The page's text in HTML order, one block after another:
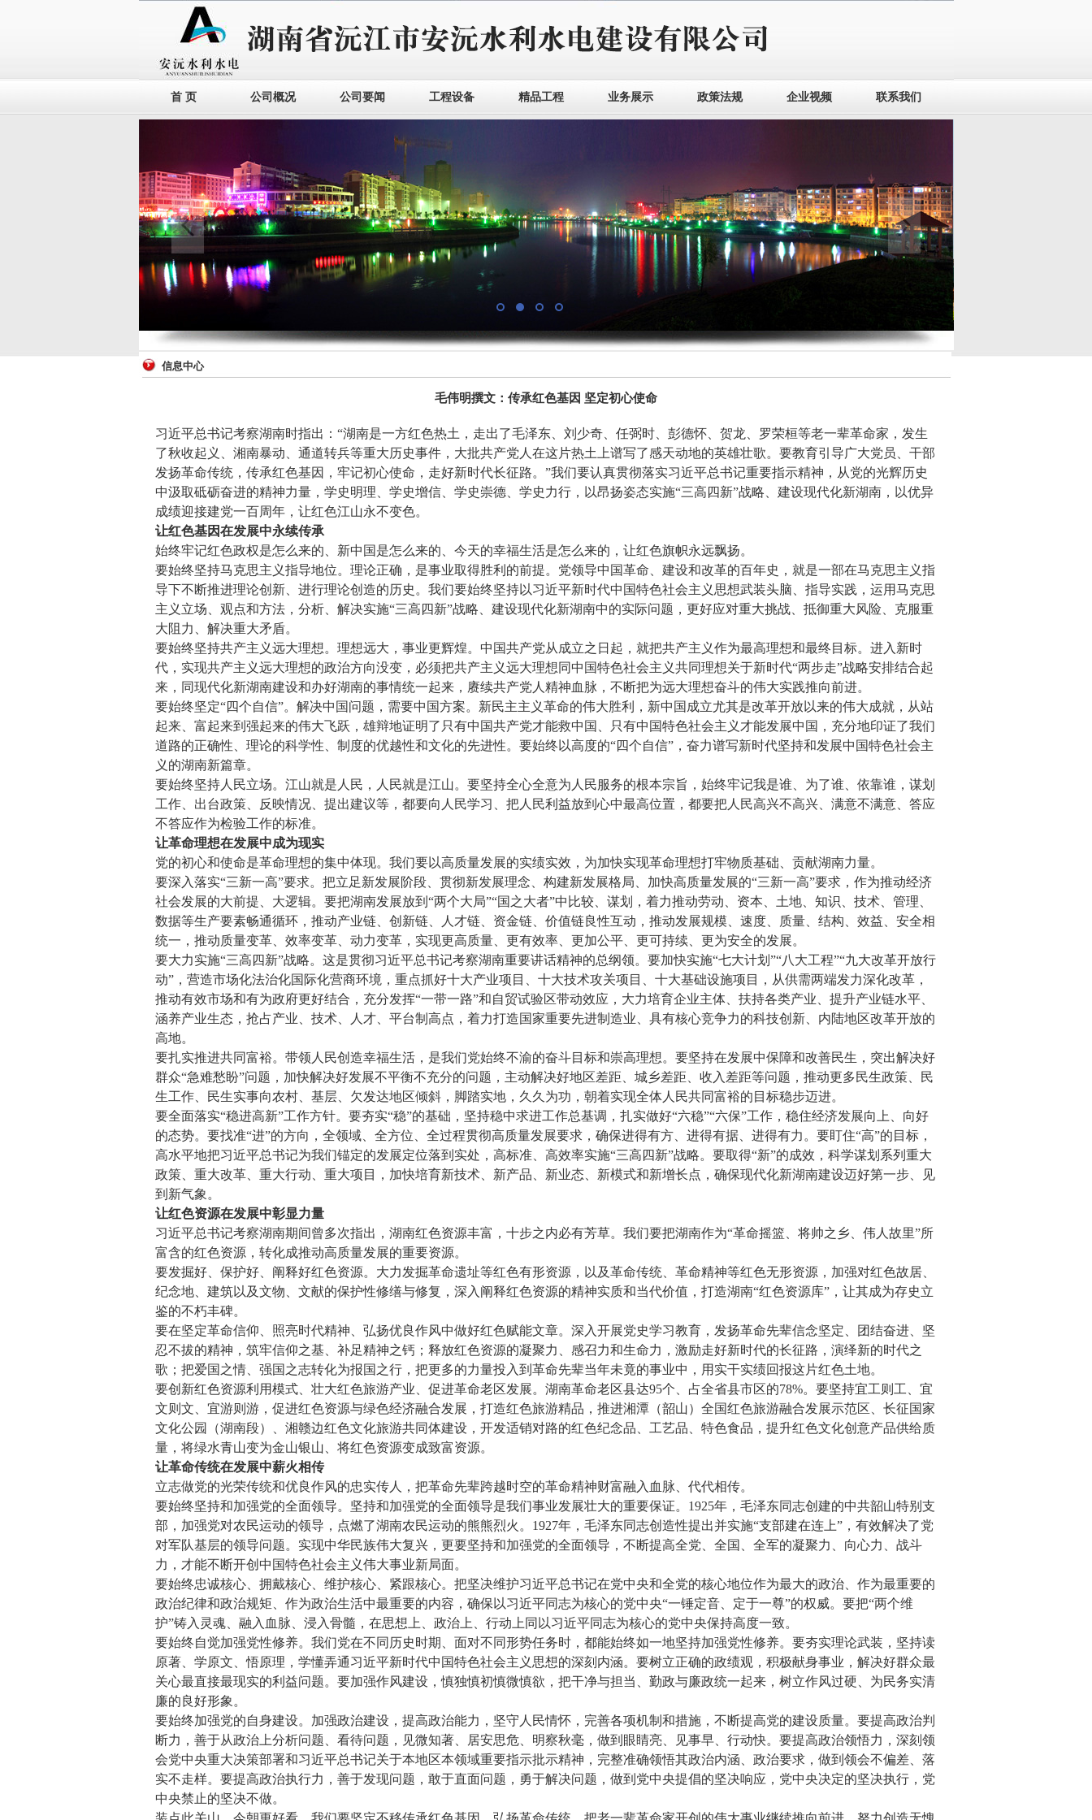
首 页 公司概况 公司要闻 工程设备 精品工程 业务展示 政策法规 企业视频 联系我们
信息中心
毛伟明撰文：传承红色基因 坚定初心使命
习近平总书记考察湖南时指出：“湖南是一方红色热土，走出了毛泽东、刘少奇、任弼时、彭德怀、贺龙、罗荣桓等老一辈革命家，发生
了秋收起义、湘南暴动、通道转兵等重大历史事件，大批共产党人在这片热土上谱写了感天动地的英雄壮歌。要教育引导广大党员、干部
发扬革命传统，传承红色基因，牢记初心使命，走好新时代长征路。”我们要认真贯彻落实习近平总书记重要指示精神，从党的光辉历史
中汲取砥砺奋进的精神力量，学史明理、学史增信、学史崇德、学史力行，以昂扬姿态实施“三高四新”战略、建设现代化新湖南，以优异
成绩迎接建党一百周年，让红色江山永不变色。
让红色基因在发展中永续传承
始终牢记红色政权是怎么来的、新中国是怎么来的、今天的幸福生活是怎么来的，让红色旗帜永远飘扬。
要始终坚持马克思主义指导地位。理论正确，是事业取得胜利的前提。党领导中国革命、建设和改革的百年史，就是一部在马克思主义指
导下不断推进理论创新、进行理论创造的历史。我们要始终坚持以习近平新时代中国特色社会主义思想武装头脑、指导实践，运用马克思
主义立场、观点和方法，分析、解决实施“三高四新”战略、建设现代化新湖南中的实际问题，更好应对重大挑战、抵御重大风险、克服重
大阻力、解决重大矛盾。
要始终坚持共产主义远大理想。理想远大，事业更辉煌。中国共产党从成立之日起，就把共产主义作为最高理想和最终目标。进入新时
代，实现共产主义远大理想的政治方向没变，必须把共产主义远大理想同中国特色社会主义共同理想关于新时代“两步走”战略安排结合起
来，同现代化新湖南建设和办好湖南的事情统一起来，赓续共产党人精神血脉，不断把为远大理想奋斗的伟大实践推向前进。
要始终坚定“四个自信”。解决中国问题，需要中国方案。新民主主义革命的伟大胜利，新中国成立尤其是改革开放以来的伟大成就，从站
起来、富起来到强起来的伟大飞跃，雄辩地证明了只有中国共产党才能救中国、只有中国特色社会主义才能发展中国，充分地印证了我们
道路的正确性、理论的科学性、制度的优越性和文化的先进性。要始终以高度的“四个自信”，奋力谱写新时代坚持和发展中国特色社会主
义的湖南新篇章。
要始终坚持人民立场。江山就是人民，人民就是江山。要坚持全心全意为人民服务的根本宗旨，始终牢记我是谁、为了谁、依靠谁，谋划
工作、出台政策、反映情况、提出建议等，都要向人民学习、把人民利益放到心中最高位置，都要把人民高兴不高兴、满意不满意、答应
不答应作为检验工作的标准。
让革命理想在发展中成为现实
党的初心和使命是革命理想的集中体现。我们要以高质量发展的实绩实效，为加快实现革命理想打牢物质基础、贡献湖南力量。
要深入落实“三新一高”要求。把立足新发展阶段、贯彻新发展理念、构建新发展格局、加快高质量发展的“三新一高”要求，作为推动经济
社会发展的大前提、大逻辑。要把湖南发展放到“两个大局”“国之大者”中比较、谋划，着力推动劳动、资本、土地、知识、技术、管理、
数据等生产要素畅通循环，推动产业链、创新链、人才链、资金链、价值链良性互动，推动发展规模、速度、质量、结构、效益、安全相
统一，推动质量变革、效率变革、动力变革，实现更高质量、更有效率、更加公平、更可持续、更为安全的发展。
要大力实施“三高四新”战略。这是贯彻习近平总书记考察湖南重要讲话精神的总纲领。要加快实施“七大计划”“八大工程”“九大改革开放行
动”，营造市场化法治化国际化营商环境，重点抓好十大产业项目、十大技术攻关项目、十大基础设施项目，从供需两端发力深化改革，
推动有效市场和有为政府更好结合，充分发挥“一带一路”和自贸试验区带动效应，大力培育企业主体、扶持各类产业、提升产业链水平、
涵养产业生态，抢占产业、技术、人才、平台制高点，着力打造国家重要先进制造业、具有核心竞争力的科技创新、内陆地区改革开放的
高地。
要扎实推进共同富裕。带领人民创造幸福生活，是我们党始终不渝的奋斗目标和崇高理想。要坚持在发展中保障和改善民生，突出解决好
群众“急难愁盼”问题，加快解决好发展不平衡不充分的问题，主动解决好地区差距、城乡差距、收入差距等问题，推动更多民生政策、民
生工作、民生实事向农村、基层、欠发达地区倾斜，脚踏实地，久久为功，朝着实现全体人民共同富裕的目标稳步迈进。
要全面落实“稳进高新”工作方针。要夯实“稳”的基础，坚持稳中求进工作总基调，扎实做好“六稳”“六保”工作，稳住经济发展向上、向好
的态势。要找准“进”的方向，全领域、全方位、全过程贯彻高质量发展要求，确保进得有方、进得有据、进得有力。要盯住“高”的目标，
高水平地把习近平总书记为我们锚定的发展定位落到实处，高标准、高效率实施“三高四新”战略。要取得“新”的成效，科学谋划系列重大
政策、重大改革、重大行动、重大项目，加快培育新技术、新产品、新业态、新模式和新增长点，确保现代化新湖南建设迈好第一步、见
到新气象。
让红色资源在发展中彰显力量
习近平总书记考察湖南期间曾多次指出，湖南红色资源丰富，十步之内必有芳草。我们要把湖南作为“革命摇篮、将帅之乡、伟人故里”所
富含的红色资源，转化成推动高质量发展的重要资源。
要发掘好、保护好、阐释好红色资源。大力发掘革命遗址等红色有形资源，以及革命传统、革命精神等红色无形资源，加强对红色故居、
纪念地、建筑以及文物、文献的保护性修缮与修复，深入阐释红色资源的精神实质和当代价值，打造湖南“红色资源库”，让其成为存史立
鉴的不朽丰碑。
要在坚定革命信仰、照亮时代精神、弘扬优良作风中做好红色赋能文章。深入开展党史学习教育，发扬革命先辈信念坚定、团结奋进、坚
忍不拔的精神，筑牢信仰之基、补足精神之钙；释放红色资源的凝聚力、感召力和生命力，激励走好新时代的长征路，演绎新的时代之
歌；把爱国之情、强国之志转化为报国之行，把更多的力量投入到革命先辈当年未竟的事业中，用实干实绩回报这片红色土地。
要创新红色资源利用模式、壮大红色旅游产业、促进革命老区发展。湖南革命老区县达95个、占全省县市区的78%。要坚持宜工则工、宜
文则文、宜游则游，促进红色资源与绿色经济融合发展，打造红色旅游精品，推进湘潭（韶山）全国红色旅游融合发展示范区、长征国家
文化公园（湖南段）、湘赣边红色文化旅游共同体建设，开发适销对路的红色纪念品、工艺品、特色食品，提升红色文化创意产品供给质
量，将绿水青山变为金山银山、将红色资源变成致富资源。
让革命传统在发展中薪火相传
立志做党的光荣传统和优良作风的忠实传人，把革命先辈跨越时空的革命精神财富融入血脉、代代相传。
要始终坚持和加强党的全面领导。坚持和加强党的全面领导是我们事业发展壮大的重要保证。1925年，毛泽东同志创建的中共韶山特别支
部，加强党对农民运动的领导，点燃了湖南农民运动的熊熊烈火。1927年，毛泽东同志创造性提出并实施“支部建在连上”，有效解决了党
对军队基层的领导问题。实现中华民族伟大复兴，更要坚持和加强党的全面领导，不断提高全党、全国、全军的凝聚力、向心力、战斗
力，才能不断开创中国特色社会主义伟大事业新局面。
要始终忠诚核心、拥戴核心、维护核心、紧跟核心。把坚决维护习近平总书记在党中央和全党的核心地位作为最大的政治、作为最重要的
政治纪律和政治规矩、作为政治生活中最重要的内容，确保以习近平同志为核心的党中央“一锤定音、定于一尊”的权威。要把“两个维
护”铸入灵魂、融入血脉、浸入骨髓，在思想上、政治上、行动上同以习近平同志为核心的党中央保持高度一致。
要始终自觉加强党性修养。我们党在不同历史时期、面对不同形势任务时，都能始终如一地坚持加强党性修养。要夯实理论武装，坚持读
原著、学原文、悟原理，学懂弄通习近平新时代中国特色社会主义思想的深刻内涵。要树立正确的政绩观，积极献身事业，解决好群众最
关心最直接最现实的利益问题。要加强作风建设，慎独慎初慎微慎欲，把干净与担当、勤政与廉政统一起来，树立作风过硬、为民务实清
廉的良好形象。
要始终加强党的自身建设。加强政治建设，提高政治能力，坚守人民情怀，完善各项机制和措施，不断提高党的建设质量。要提高政治判
断力，善于从政治上分析问题、看待问题，见微知著、居安思危、明察秋毫，做到眼睛亮、见事早、行动快。要提高政治领悟力，深刻领
会党中央重大决策部署和习近平总书记关于本地区本领域重要指示批示精神，完整准确领悟其政治内涵、政治要求，做到领会不偏差、落
实不走样。要提高政治执行力，善于发现问题，敢于直面问题，勇于解决问题，做到党中央提倡的坚决响应，党中央决定的坚决执行，党
中央禁止的坚决不做。